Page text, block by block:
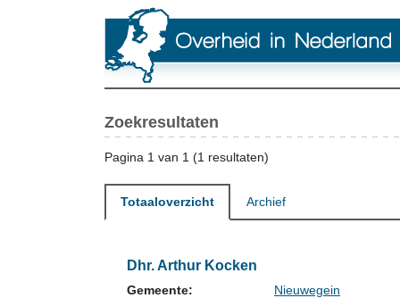
Zoekresultaten
Pagina 1 van 1 (1 resultaten)
Totaaloverzicht Archief
Dhr. Arthur Kocken
Gemeente:
Nieuwegein